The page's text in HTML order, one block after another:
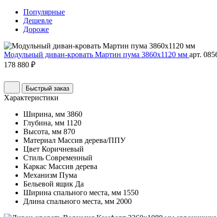
Популярные
Дешевле
Дороже
Модульный диван-кровать Мартин пума 3860х1120 мм арт.
178 880 ₽
Быстрый заказ
Характеристики
Ширина, мм 3860
Глубина, мм 1120
Высота, мм 870
Материал Массив дерева/ППУ
Цвет Коричневый
Стиль Современный
Каркас Массив дерева
Механизм Пума
Бельевой ящик Да
Ширина спального места, мм 1550
Длина спального места, мм 2000